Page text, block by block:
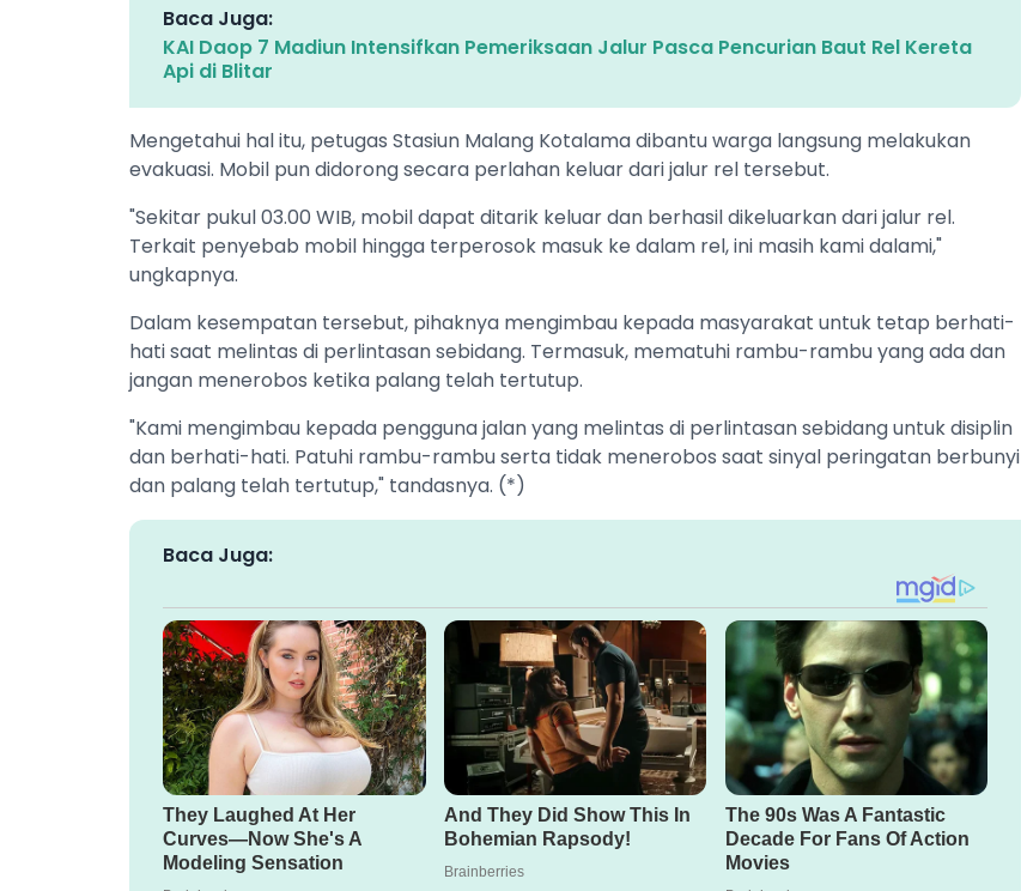
Baca Juga:
KAI Daop 7 Madiun Intensifkan Pemeriksaan Jalur Pasca Pencurian Baut Rel Kereta
Api di Blitar
Mengetahui hal itu, petugas Stasiun Malang Kotalama dibantu warga langsung melakukan
evakuasi. Mobil pun didorong secara perlahan keluar dari jalur rel tersebut.
"Sekitar pukul 03.00 WIB, mobil dapat ditarik keluar dan berhasil dikeluarkan dari jalur rel.
Terkait penyebab mobil hingga terperosok masuk ke dalam rel, ini masih kami dalami,"
ungkapnya.
Dalam kesempatan tersebut, pihaknya mengimbau kepada masyarakat untuk tetap berhati-
hati saat melintas di perlintasan sebidang. Termasuk, mematuhi rambu-rambu yang ada dan
jangan menerobos ketika palang telah tertutup.
"Kami mengimbau kepada pengguna jalan yang melintas di perlintasan sebidang untuk disiplin
dan berhati-hati. Patuhi rambu-rambu serta tidak menerobos saat sinyal peringatan berbunyi
dan palang telah tertutup," tandasnya. (*)
Baca Juga: